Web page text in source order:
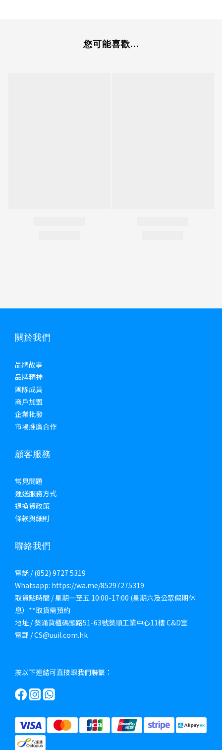
您可能喜歡...
關於我們
品牌故事
品牌精神
團隊成員
商戶加盟
企業批發
市場推廣合作
顧客服務
常見問題
運送服務方式
退換貨政策
條款與細則
聯絡我們
電話 / (852) 9727 5319
Whatsapp: https://wa.me/85297275319
取貨點時間 / 星期一至五 10:00-17:00 (星期六及公眾假期休
息）**取貨需預約
地址 / 葵涌貨櫃碼頭路51-63號葵順工業中心11樓 C&D室
電郵 / CS@uuil.com.hk
按以下連結可直接跟我們聯繫：